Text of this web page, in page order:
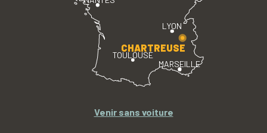
LYON
TOULOUSE
MARSEILLE
CHARTREUSE
Venir sans voiture